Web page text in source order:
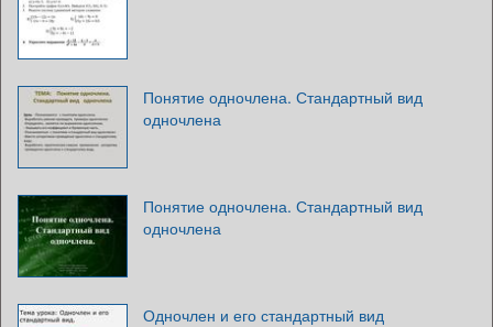
Понятие одночлена. Стандартный вид
одночлена
Понятие одночлена. Стандартный вид
одночлена
Одночлен и его стандартный вид